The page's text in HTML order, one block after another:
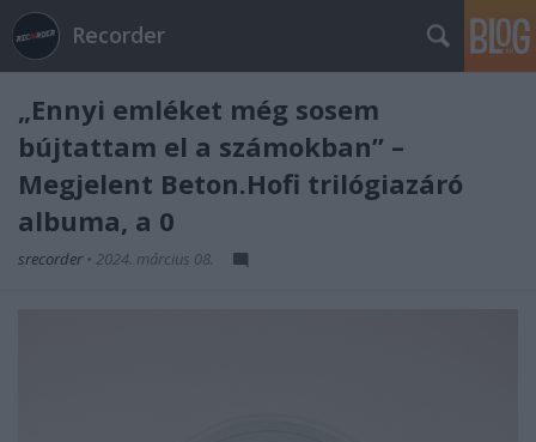
Recorder
„Ennyi emléket még sosem
bújtattam el a számokban” –
Megjelent Beton.Hofi trilógiazáró
albuma, a 0
srecorder • 2024. március 08.